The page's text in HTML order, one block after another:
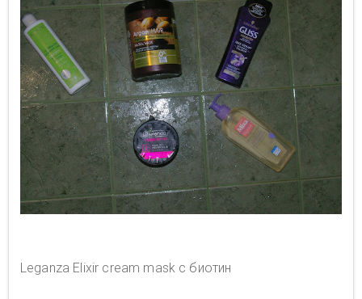
Leganza Elixir cream mask с биотин